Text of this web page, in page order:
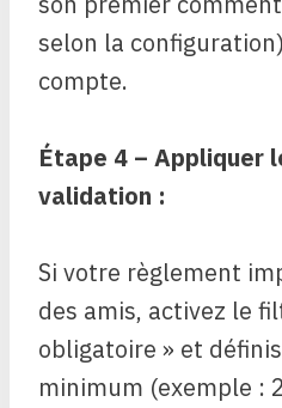
selon la
compte.
Étape 4 – Appliquer
validation :
Si votre règlement
des amis, activez le
obligatoire » et
minimum (exemple :